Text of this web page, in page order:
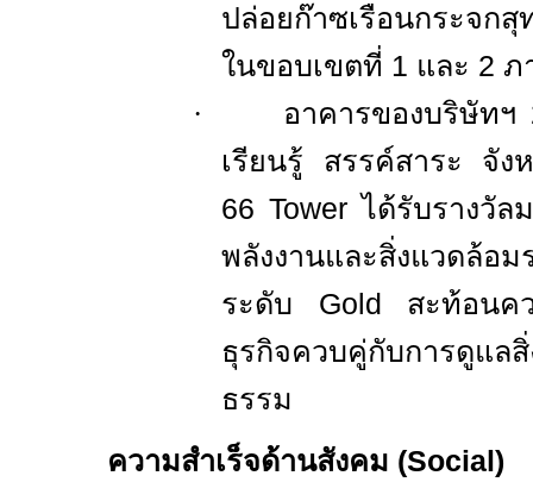
ปล่อยก๊าซเรือนกระจก
ในขอบเขตที่ 1 และ 2 ภ
·
อาคารของบริษัทฯ
เรียนรู้ สรรค์สาระ จัง
66 Towerได้รับรางวัล
พลังงานและสิ่งแวด
ระดับ Gold สะท้อนค
ธุรกิจควบคู่กับการดูแล
ธรรม
ความสำเร็จด้านสังคม (Social)